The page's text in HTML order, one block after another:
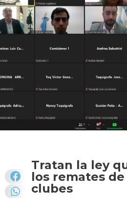
Tratan la ley
los remates
clubes